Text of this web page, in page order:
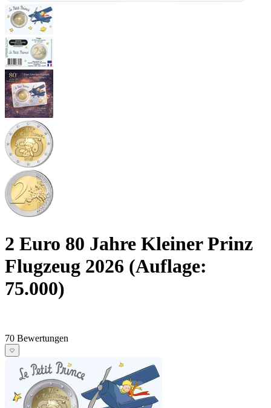
2 Euro 80 Jahre Kleiner Prinz
Flugzeug 2026 (Auflage:
75.000)
70 Bewertungen